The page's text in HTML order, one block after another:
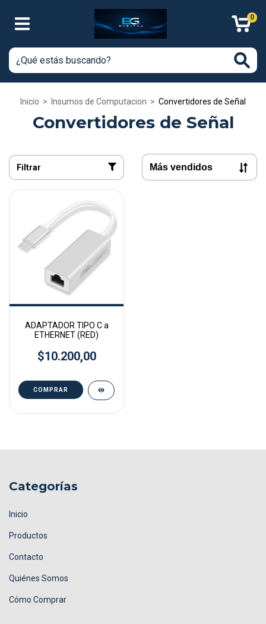
0
Inicio > Insumos de Computacion > Convertidores de Señal
Convertidores de Señal
Filtrar
ADAPTADOR TIPO C a
ETHERNET (RED)
$10.200,00
Categorías
Inicio
Productos
Contacto
Quiénes Somos
Cómo Comprar